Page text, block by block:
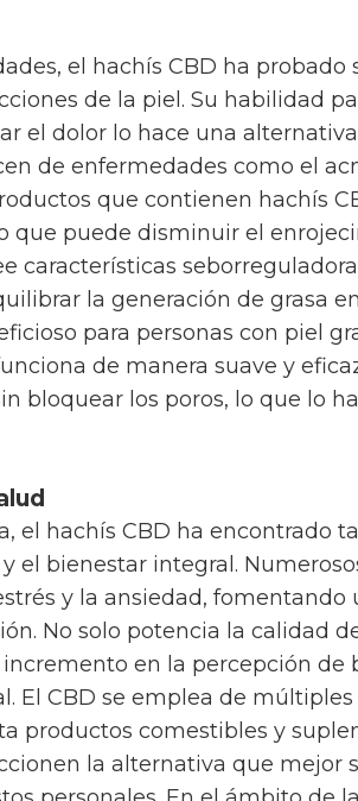
el hachís CBD ha probado
de la piel. Su habilidad
el dolor lo hace una
de enfermedades como el
que contienen hachís
que puede disminuir el
características
la generación de grasa
para personas con piel
de manera suave y
bloquear los poros, lo que lo
el hachís CBD ha encontrado
el bienestar integral.
y la ansiedad,
No solo potencia la calidad
en la percepción de
El CBD se emplea de múltiples
productos comestibles y
la alternativa que mejor